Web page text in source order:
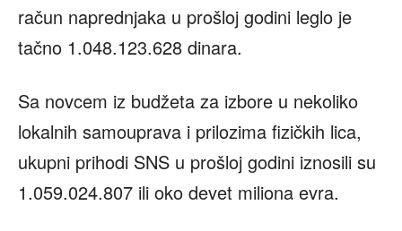
račun naprednjaka u prošloj godini leglo je
tačno 1.048.123.628 dinara.
Sa novcem iz budžeta za izbore u nekoliko
lokalnih samouprava i prilozima fizičkih lica,
ukupni prihodi SNS u prošloj godini iznosili su
1.059.024.807 ili oko devet miliona evra.